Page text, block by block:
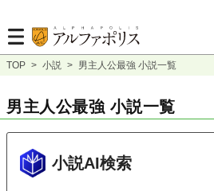
TOP > 小説 > 男主人公最強 小説一覧
男主人公最強 小説一覧
小説AI検索